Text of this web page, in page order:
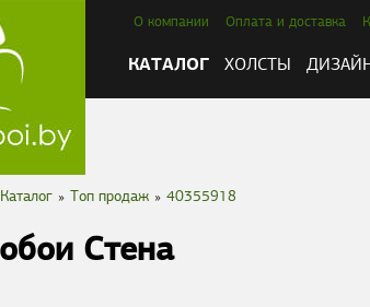
О компании Оплата и доставка
КАТАЛОГ ХОЛСТЫ
Каталог » Tоп продаж » 40355918
Стена